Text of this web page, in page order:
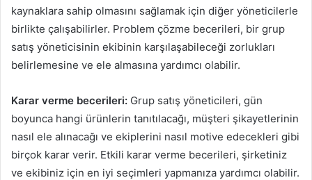
kaynaklara sahip olmasını sağlamak için diğer yöneticilerle
birlikte çalışabilirler. Problem çözme becerileri, bir grup
satış yöneticisinin ekibinin karşılaşabileceği zorlukları
belirlemesine ve ele almasına yardımcı olabilir.
Karar verme becerileri: Grup satış yöneticileri, gün
boyunca hangi ürünlerin tanıtılacağı, müşteri şikayetlerinin
nasıl ele alınacağı ve ekiplerini nasıl motive edecekleri gibi
birçok karar verir. Etkili karar verme becerileri, şirketiniz
ve ekibiniz için en iyi seçimleri yapmanıza yardımcı olabilir.